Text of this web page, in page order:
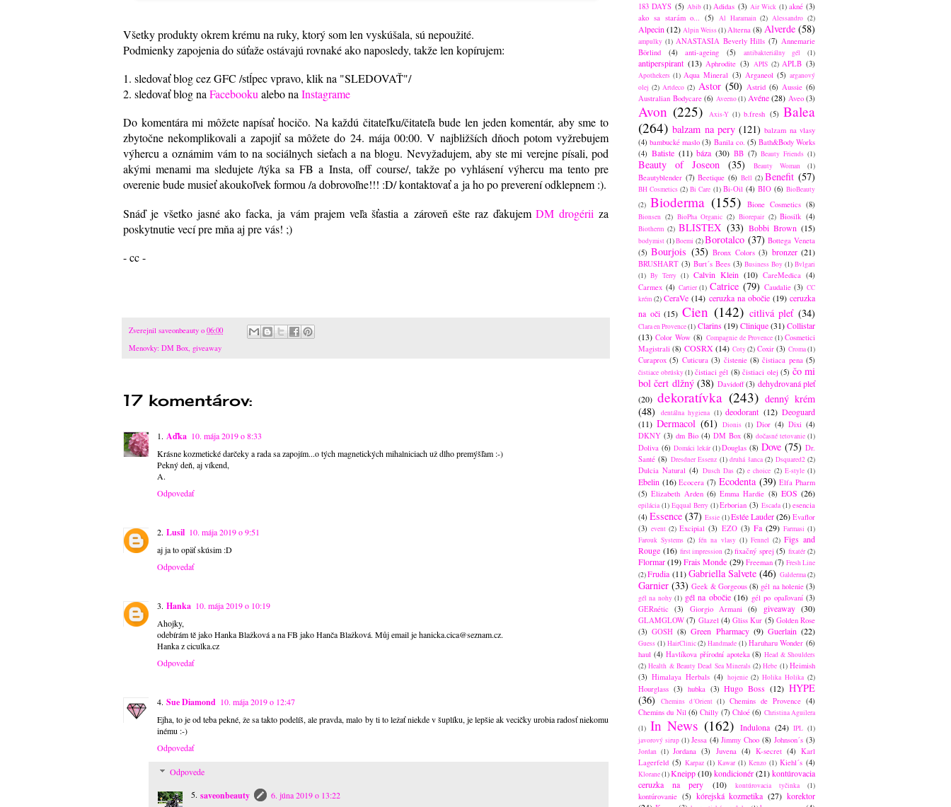
Všetky produkty okrem krému na ruky, ktorý som len vyskúšala, sú nepoužité.
Podmienky zapojenia do súťaže ostávajú rovnaké ako naposledy, takže len kopírujem:
1. sledovať blog cez GFC /stĺpec vpravo, klik na "SLEDOVAŤ"/
2. sledovať blog na Facebooku alebo na Instagrame
Do komentára mi môžete napísať hocičo. Na každú čitateľku/čitateľa bude len jeden komentár, aby sme to
zbytočne nekomplikovali a zapojiť sa môžete do 24. mája 00:00. V najbližších dňoch potom vyžrebujem
výhercu a oznámim vám to na sociálnych sieťach a na blogu. Nevyžadujem, aby ste mi verejne písali, pod
akými menami ma sledujete /týka sa FB a Insta, off course/, takže po vyhlásení výhercu ma tento pre
overenie bude musieť akoukoľvek formou /a dobrovoľne!!! :D/ kontaktovať a ja ho po preverení odklepnem :).
Snáď je všetko jasné ako facka, ja vám prajem veľa šťastia a zároveň ešte raz ďakujemDM drogérii za
poskytnutie vecí pre mňa aj pre vás! ;)
- cc -
Zverejnil saveonbeauty o 06:00
Menovky: DM Box, giveaway
17 komentárov:
Aďka 10. mája 2019 o 8:33
Krásne kozmetické darčeky a rada sa zapojím...o tých magnetických mihalniciach už dlho premýšľam :-)
Pekný deň, aj víkend,
A.
Odpovedať
Lusil 10. mája 2019 o 9:51
aj ja to opäť skúsim :D
Odpovedať
Hanka 10. mája 2019 o 10:19
Ahojky,
odebírám tě jako Hanka Blažková a na FB jako Hanča Blažková. Můj email je hanicka.cica@seznam.cz.
Hanka z ciculka.cz
Odpovedať
Sue Diamond 10. mája 2019 o 12:47
Ejha, to je od teba pekné, že sa takto podelíš, ale pravda, malo by ti to ležať niekde v šuplíku, je lepšie ak vecičky urobia radosť niekomu
inému :-)
Odpovedať
Odpovede
saveonbeauty 6. júna 2019 o 13:22
183 DAYS (5) Abib (1) Adidas (3) Air Wick (1) akné (3)
ako sa starám o...
(5) Al Haramain (2) Alessandro (2)
Alpecin (12) Alpin Weiss(1) Alterna (8) Alverde (58)
ampulky (1) ANASTASIA Beverly Hills (7) Annemarie
Börlind
(4) anti-ageing (5) antibakteriálny gél (1)
antiperspirant (13) Aphrodite (3) APIS (2) APLB (3)
Apothekers (1) Aqua Mineral (3) Arganeol (5) arganový
olej (2) Artdeco (2) Astor (50) Astrid (6) Aussie (6)
Australian Bodycare (6) Aveeno(1) Avéne (28) Aveo (3)
Avon (225) Axis-Y (1) b.fresh (5) Balea
(264) balzam na pery (121) balzam na vlasy
(4) bambucké maslo (3) Banila co. (5) Bath&Body Works
(4) Batiste (11) báza (30) BB (7) Beauty Friends (1)
Beauty of Joseon (35) Beauty Woman (1)
Beautyblender (7) Beetique (6) Bell (2) Benefit (57)
BH Cosmetics (2) Bi Care (1) Bi-Oil (4) BIO (6) BioBeauty
(2) Bioderma (155) Bione Cosmetics (8)
Bionsen (2) BioPha Organic (2) Biorepair (2) Biosilk (4)
Biotherm (2) BLISTEX (33) Bobbi Brown (15)
bodymist (1)Boemi (2)Borotalco (37) Bottega Veneta
(5) Bourjois (35) Bronx Colors (3) bronzer (21)
BRUSHART (3) Burt´s Bees (3) Business Boy (1) Bvlgari
(1) By Terry (1) Calvin Klein (10) CareMedica (4)
Carmex (4) Cartier (1) Catrice (79) Caudalie (3) CC
krém (2) CeraVe (14) ceruzka na obočie (19) ceruzka
na oči (15) Cien (142) citlivá pleť (34)
Clara en Provence(1) Clarins (19) Clinique (31)Collistar
(13) Color Wow (8) Compagnie de Provence (1) Cosmetici
Magistrali (8) COSRX (14) Coty(2) Coxir (3) Croma(1)
Curaprox (5) Cuticura (3) čistenie (8) čistiaca pena (5)
čistiace obrúsky(1) čistiaci gél (8) čistiaci olej (5) čo mi
bol čert dlžný (38) Davidoff (3) dehydrovaná pleť
(20) dekoratívka (243) denný krém
(48)
dentálna hygiena (1) deodorant (12) Deoguard
(11) Dermacol (61) Dionis (1) Dior (4) Dixi (4)
DKNY (3) dm Bio (4) DM Box (8) dočasné tetovanie (1)
Doliva (6) Domáci lekár (1) Douglas (8) Dove (75) Dr.
Santé (8) Dresdner Essenz (1) druhá šanca (2) Dsquared2 (2)
Dulcia Natural (4) Dusch Das (2) e choice (2) E-style (1)
Ebelin (16) Ecocera (7) Ecodenta (39) Elfa Pharm
(5) Elizabeth Arden (6) Emma Hardie (8) EOS (26)
epilácia (1) Eqqual Berry (1) Erborian (3) Escada (1) esencia
(4) Essence (37) Essie (1)Estée Lauder (26) Evaflor
(3) event (2) Excipial (3) EZO (3) Fa (29) Farmasi (1)
Farouk Systems (2) fén na vlasy (1) Fennel (2) Figs and
Rouge (16) first impression (2) fixačný sprej (5) fixatér (2)
Flormar(19) Frais Monde (29) Freeman (7) Fresh Line
(2)Frudia (11) Gabriella Salvete (46) Galderma(2)
Garnier (33) Geek & Gorgeous (8) gél na holenie (3)
gél na nohy (1) gél na obočie (16) gél po opaľovaní (3)
GERnétic (3) Giorgio Armani (6) giveaway (30)
GLAMGLOW (7) Glazel (4) Gliss Kur (5) Golden Rose
(3) GOSH (8) Green Pharmacy (9) Guerlain (22)
Guess (1) HairClinic (2) Handmade (1) Haruharu Wonder (6)
haul (4) Havlíkova přírodní apoteka (8) Head & Shoulders
(2) Health & Beauty Dead Sea Minerals (2) Hebe (1) Heimish
(3) Himalaya Herbals (4) hojenie (2) Holika Holika (2)
Hourglass (3) hubka (3) Hugo Boss (12) HYPE
(36)
Chemins d´Orient (1) Chemins de Provence (4)
Chemins du Nil (6) Chilly (7) Chloé (6) Christina Aguilera
(1) In News (162) Indulona (24) IPL (1)
javorový sirup (1) Jessa (4) Jimmy Choo (8) Johnson´s (3)
Jordan (1) Jordana (3) Juvena (4) K-secret (4) Karl
Lagerfeld (5) Karpaz (1) Kawar (1) Kenzo (1) Kiehl´s (4)
Klorane(1)Kneipp(10)kondicionér(21)kontúrovacia
ceruzka na pery
(10) kontúrovacia tyčinka (1)
kontúrovanie (5) kórejská kozmetika (27) korektor